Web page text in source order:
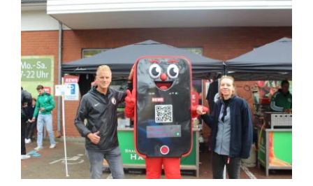
Sponsoren
Der Verein
Zeige
grösseres
Bild